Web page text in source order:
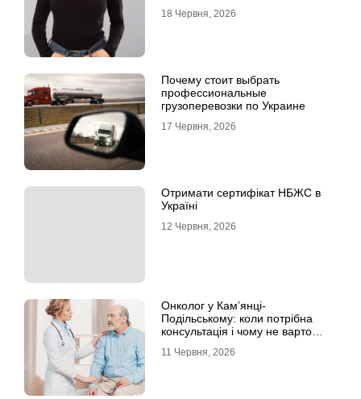
18 Червня, 2026
Почему стоит выбрать
профессиональные
грузоперевозки по Украине
17 Червня, 2026
Отримати сертифікат НБЖС в
Україні
12 Червня, 2026
Онколог у Кам’янці-
Подільському: коли потрібна
консультація і чому не варто
11 Червня, 2026